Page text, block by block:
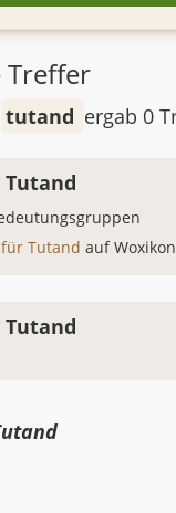
Treffer
tutand ergab 0
für Tutandauf